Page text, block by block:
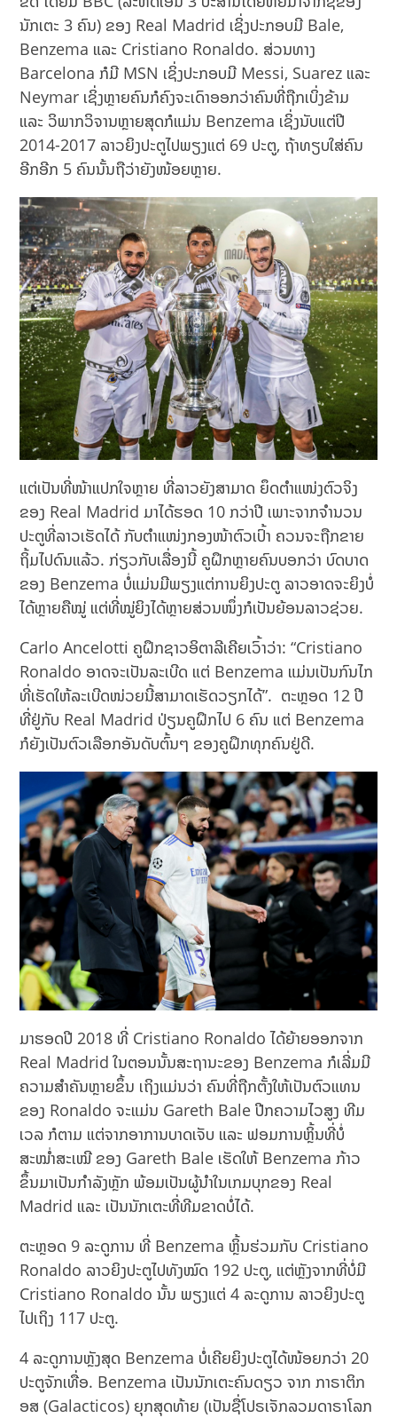
ນັກເຕະ 3 ຄົນ) ຂອງ Real Madrid ເຊິ່ງປະກອບມີ Bale,
Benzema ແລະ Cristiano Ronaldo. ສ່ວນທາງ
Barcelona ກໍມີ MSN ເຊິ່ງປະກອບມີ Messi, Suarez ແລະ
Neymar ເຊິ່ງຫຼາຍຄົນກໍຄົງຈະເດົາອອກວ່າຄົນທີ່ຖືກເບິ່ງຂ້າມ
ແລະ ວິພາກວິຈານຫຼາຍສຸດກໍແມ່ນ Benzema ເຊິ່ງນັບແຕ່ປີ
2014-2017 ລາວຍິງປະຕູໄປພຽງແຕ່ 69 ປະຕູ, ຖ້າທຽບໃສ່ຄົນ
ອີກອີກ 5 ຄົນນັ້ນຖືວ່າຍັງໜ້ອຍຫຼາຍ.
ແຕ່ເປັນທີ່ໜ້າແປກໃຈຫຼາຍ ທີ່ລາວຍັງສາມາດ ຍຶດຕຳແໜ່ງຕົວຈິງ
ຂອງ Real Madrid ມາໄດ້ຮອດ 10 ກວ່າປີ ເພາະຈາກຈຳນວນ
ປະຕູທີ່ລາວເຮັດໄດ້ ກັບຕຳແໜ່ງກອງໜ້າຕົວເປົ້າ ຄວນຈະຖືກຂາຍ
ຖິ້ມໄປດົນແລ້ວ. ກ່ຽວກັບເລື່ອງນີ້ ຄູຝຶກຫຼາຍຄົນບອກວ່າ ບົດບາດ
ຂອງ Benzema ບໍ່ແມ່ນມີພຽງແຕ່ການຍິງປະຕູ ລາວອາດຈະຍິງບໍ່
ໄດ້ຫຼາຍຄືໝູ່ ແຕ່ທີ່ໝູ່ຍິງໄດ້ຫຼາຍສ່ວນໜຶ່ງກໍເປັນຍ້ອນລາວຊ່ວຍ.
Carlo Ancelotti ຄູຝຶກຊາວອິຕາລີເຄີຍເວົ້າວ່າ: “Cristiano
Ronaldo ອາດຈະເປັນລະເບີດ ແຕ່ Benzema ແມ່ນເປັນກົນໄກ
ທີ່ເຮັດໃຫ້ລະເບີດໜ່ວຍນີ້ສາມາດເຮັດວຽກໄດ້”. ຕະຫຼອດ 12 ປີ
ທີ່ຢູ່ກັບ Real Madrid ປ່ຽນຄູຝຶກໄປ 6 ຄົນ ແຕ່ Benzema
ກໍຍັງເປັນຕົວເລືອກອັນດັບຕົ້ນໆ ຂອງຄູຝຶກທຸກຄົນຢູ່ດີ.
ມາຮອດປີ 2018 ທີ່ Cristiano Ronaldo ໄດ້ຍ້າຍອອກຈາກ
Real Madrid ໃນຕອນນັ້ນສະຖານະຂອງ Benzema ກໍເລີ່ມມີ
ຄວາມສຳຄັນຫຼາຍຂຶ້ນ ເຖິງແມ່ນວ່າ ຄົນທີ່ຖືກຕັ້ງໃຫ້ເປັນຕົວແທນ
ຂອງ Ronaldo ຈະແມ່ນ Gareth Bale ປີກຄວາມໄວສູງ ທີມ
ເວລ ກໍຕາມ ແຕ່ຈາກອາການບາດເຈັບ ແລະ ຟອມການຫຼິ້ນທີ່ບໍ່
ສະໝໍ່າສະເໝີ ຂອງ Gareth Bale ເຮັດໃຫ້ Benzema ກ້າວ
ຂຶ້ນມາເປັນກຳລັງຫຼັກ ພ້ອມເປັນຜູ້ນຳໃນເກມບຸກຂອງ Real
Madrid ແລະ ເປັນນັກເຕະທີ່ທີມຂາດບໍ່ໄດ້.
ຕະຫຼອດ 9 ລະດູການ ທີ່ Benzema ຫຼິ້ນຮ່ວມກັບ Cristiano
Ronaldo ລາວຍິງປະຕູໄປທັງໝົດ 192 ປະຕູ, ແຕ່ຫຼັງຈາກທີ່ບໍ່ມີ
Cristiano Ronaldo ນັ້ນ ພຽງແຕ່ 4 ລະດູການ ລາວຍິງປະຕູ
ໄປເຖິງ 117 ປະຕູ.
4 ລະດູການຫຼັງສຸດ Benzema ບໍ່ເຄີຍຍິງປະຕູໄດ້ໜ້ອຍກວ່າ 20
ປະຕູຈັກເທື່ອ. Benzema ເປັນນັກເຕະຄົນດຽວ ຈາກ ກາຣາຕິກ
ອສ (Galacticos) ຍຸກສຸດທ້າຍ (ເປັນຊື່ໂປຣເຈັກລວມດາຣາໂລກ